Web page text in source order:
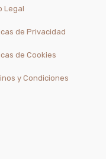
Legal
de Privacidad
de Cookies
y Condiciones